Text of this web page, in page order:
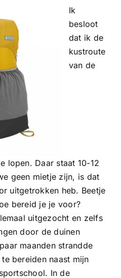
Ik
besloot
dat ik de
kustroute
van de
lopen. Daar staat 10-12
geen mietje zijn, is dat
uitgetrokken heb. Beetje
bereid je je voor?
uitgezocht en zelfs
door de duinen
maanden strandde
bereiden naast mijn
In de